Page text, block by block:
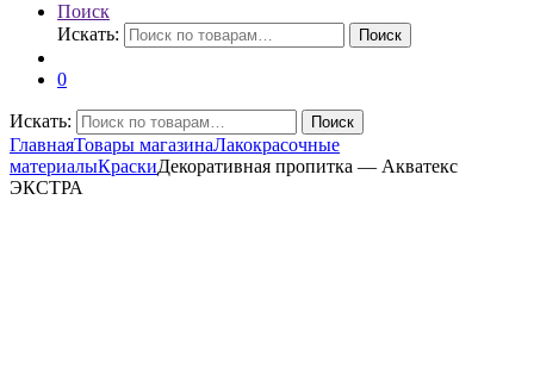
Поиск
Искать:
Поиск
0
Искать: Поиск
ГлавнаяТовары магазинаЛакокрасочные
материалыКраскиДекоративная пропитка — Акватекс
ЭКСТРА